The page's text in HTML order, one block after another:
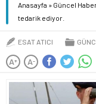
Anasayfa » Güncel
tedarik ediyor.
ESAT ATICI
A+ A-